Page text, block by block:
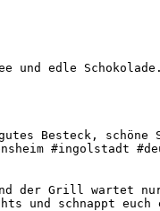
und edle
Besteck, schöne
#ingolstadt
der Grill wartet
und schnappt